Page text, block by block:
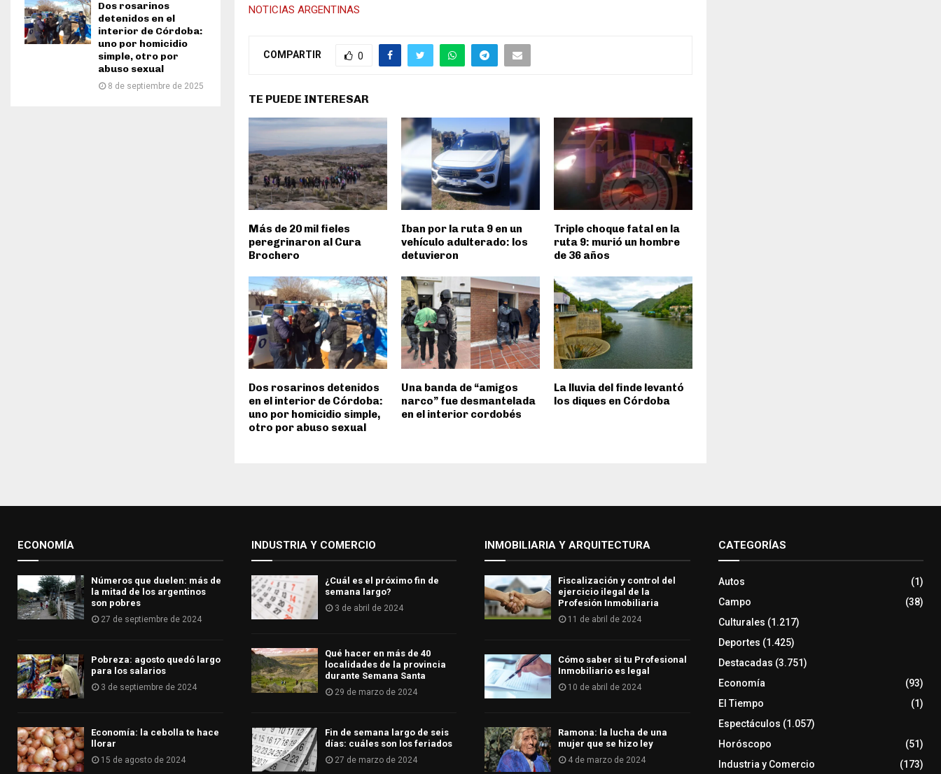
NOTICIAS ARGENTINAS
COMPARTIR 0
TE PUEDE INTERESAR
Más de 20 mil fieles
peregrinaron al Cura
Brochero
Iban por la ruta 9 en un
vehículo adulterado: los
detuvieron
Triple choque fatal en la
ruta 9: murió un hombre
de 36 años
Dos rosarinos detenidos
en el interior de Córdoba:
uno por homicidio simple,
otro por abuso sexual
Una banda de “amigos
narco” fue desmantelada
en el interior cordobés
La lluvia del finde levantó
los diques en Córdoba
Dos rosarinos
detenidos en el
interior de Córdoba:
uno por homicidio
simple, otro por
abuso sexual
8 de septiembre de 2025
ECONOMÍA
Números que duelen: más de
la mitad de los argentinos
son pobres
27 de septiembre de 2024
Pobreza: agosto quedó largo
para los salarios
3 de septiembre de 2024
Economía: la cebolla te hace
llorar
15 de agosto de 2024
INDUSTRIA Y COMERCIO
¿Cuál es el próximo fin de
semana largo?
3 de abril de 2024
Qué hacer en más de 40
localidades de la provincia
durante Semana Santa
29 de marzo de 2024
Fin de semana largo de seis
días: cuáles son los feriados
27 de marzo de 2024
INMOBILIARIA Y ARQUITECTURA
Fiscalización y control del
ejercicio ilegal de la
Profesión Inmobiliaria
11 de abril de 2024
Cómo saber si tu Profesional
Inmobiliario es legal
10 de abril de 2024
Ramona: la lucha de una
mujer que se hizo ley
4 de marzo de 2024
CATEGORÍAS
Autos
(1)
Campo
(38)
Culturales (1.217)
Deportes (1.425)
Destacadas (3.751)
Economía
(93)
El Tiempo
(1)
Espectáculos (1.057)
Horóscopo
(51)
Industria y Comercio
(173)